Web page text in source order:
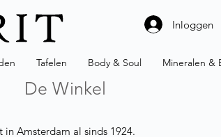
Inloggen
Tafelen Body & Soul Mineralen &
De Winkel
Amsterdam al sinds 1924.